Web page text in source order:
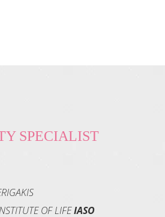
SPECIALIST
OF LIFEIASO